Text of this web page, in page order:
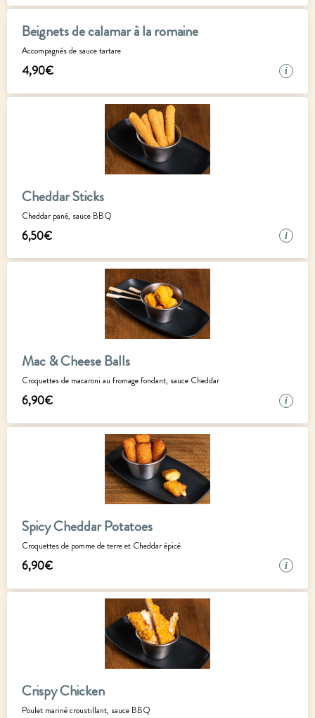
Beignets de calamar à la romaine
Accompagnés de sauce tartare
4,90€ i
Cheddar Sticks
Cheddar pané, sauce BBQ
6,50€ i
Mac & Cheese Balls
Croquettes de macaroni au fromage fondant, sauce Cheddar
6,90€ i
Spicy Cheddar Potatoes
Croquettes de pomme de terre et Cheddar épicé
6,90€ i
Crispy Chicken
Poulet mariné croustillant, sauce BBQ